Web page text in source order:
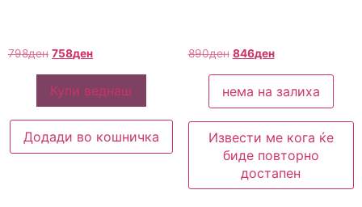
798ден 758ден
Купи веднаш
Додади во кошничка
890ден 846ден
нема на залиха
Извести ме кога ќе
биде повторно
достапен